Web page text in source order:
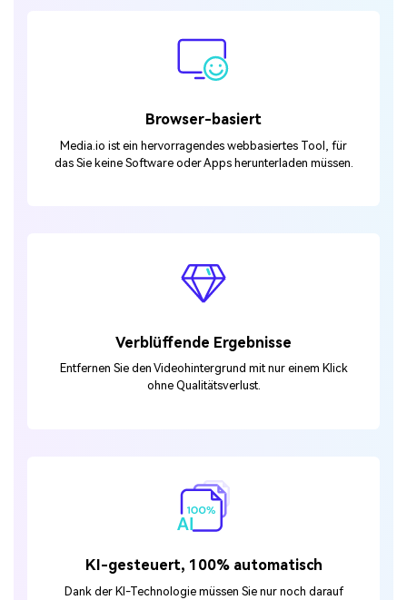
Browser-basiert
Media.io ist ein hervorragendes webbasiertes Tool, für
das Sie keine Software oder Apps herunterladen müssen.
Verblüffende Ergebnisse
Entfernen Sie den Videohintergrund mit nur einem Klick
ohne Qualitätsverlust.
KI-gesteuert, 100% automatisch
Dank der KI-Technologie müssen Sie nur noch darauf